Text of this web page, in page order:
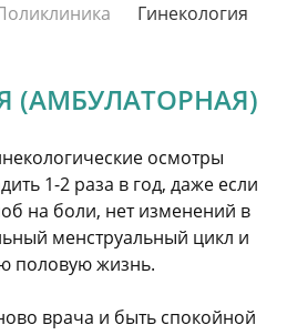
Гинекология
(АМБУЛАТОРНАЯ)
осмотры
1-2 раза в год, даже если
на боли, нет изменений в
менструальный цикл и
половую жизнь.
врача и быть спокойной